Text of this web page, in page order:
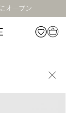
オープン